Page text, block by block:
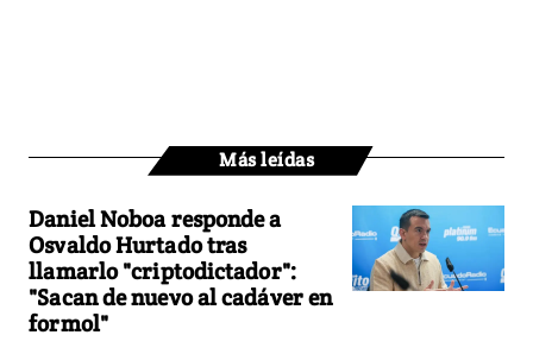
Más leídas
Daniel Noboa responde a
Osvaldo Hurtado tras
llamarlo "criptodictador":
"Sacan de nuevo al cadáver en
formol"